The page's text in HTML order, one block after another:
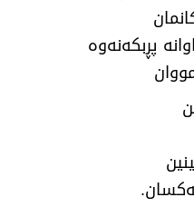
پڕبکەنەوە